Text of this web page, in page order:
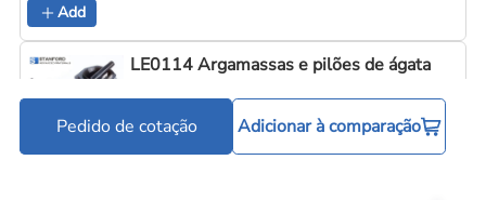
Add
LE0114 Argamassas e pilões de ágata
Pedido de cotação Adicionar à comparação